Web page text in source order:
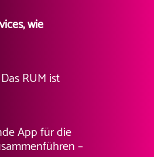
wie
RUM ist
App für die
–